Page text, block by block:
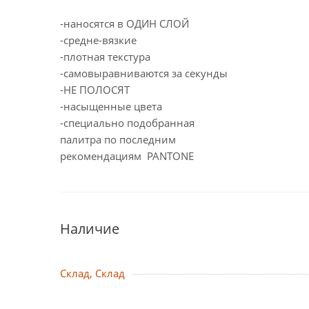
-наносятся в ОДИН СЛОЙ
-cредне-вязкие
-плотная текстура
-самовыравниваются за секунды
-НЕ ПОЛОСЯТ
-насыщенные цвета
-специально подобранная
палитра по последним
рекомендациям PANTONE
Наличие
Склад, Склад